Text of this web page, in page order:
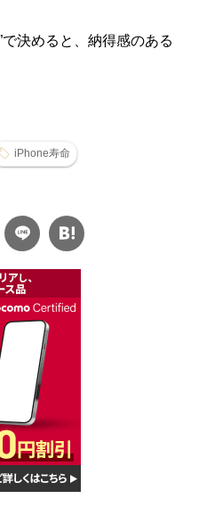
で決めると、納得感のある
iPhone寿命